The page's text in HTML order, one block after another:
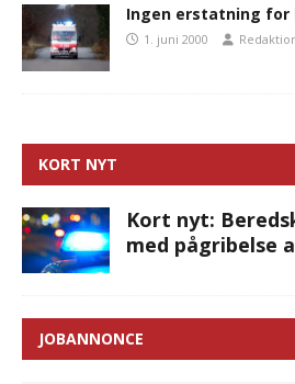
Ingen erstatning for
1. juni 2000
KORT NYT
Kort nyt:
med pågribelse
JOBANNONCE